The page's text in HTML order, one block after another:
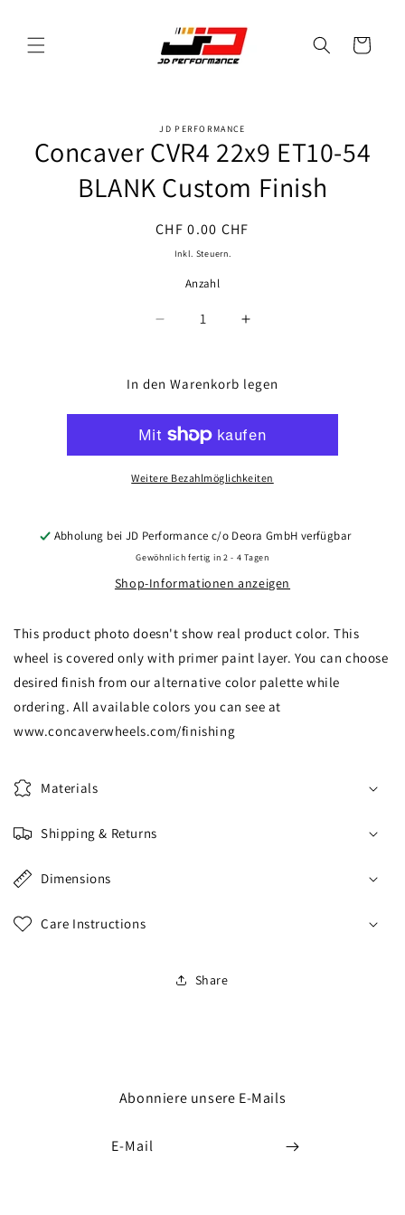
Inhalt
Warenkorb
JD PERFORMANCE
Concaver CVR4 22x9 ET10-54
BLANK Custom Finish
Normaler
Preis
CHF 0.00 CHF
Inkl. Steuern.
Anzahl
Anzahl
Verringere
für
CVR4
22x9
ET10-
54
Finish
Erhöhe
für
22x9
ET10-
54
Finish
In den Warenkorb legen
Weitere Bezahlmöglichkeiten
Abholung bei JD Performance c/o Deora GmbH verfügbar
Gewöhnlich fertig in 2 - 4 Tagen
Shop-Informationen anzeigen
This product photo doesn't show real product color. This
wheel is covered only with primer paint layer. You can choose
desired finish from our alternative color palette while
ordering. All available colors you can see at
www.concaverwheels.com/finishing
Materials
Shipping & Returns
Dimensions
Care Instructions
Share
Abonniere unsere E-Mails
E-Mail